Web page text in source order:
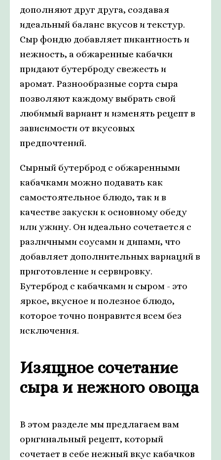
дополняют друг друга, создавая
идеальный баланс вкусов и текстур.
Сыр фондю добавляет пикантность и
нежность, а обжаренные кабачки
придают бутерброду свежесть и
аромат. Разнообразные сорта сыра
позволяют каждому выбрать свой
любимый вариант и изменять рецепт в
зависимости от вкусовых
предпочтений.
Сырный бутерброд с обжаренными
кабачками можно подавать как
самостоятельное блюдо, так и в
качестве закуски к основному обеду
или ужину. Он идеально сочетается с
различными соусами и дипами, что
добавляет дополнительных вариаций в
приготовление и сервировку.
Бутерброд с кабачками и сыром - это
яркое, вкусное и полезное блюдо,
которое точно понравится всем без
исключения.
Изящное сочетание
сыра и нежного овоща
В этом разделе мы предлагаем вам
оригинальный рецепт, который
сочетает в себе нежный вкус кабачков